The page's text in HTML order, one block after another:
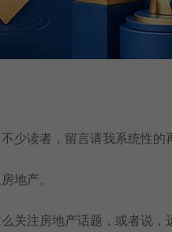
少读者，留言请我系统性的
地产。
关注房地产话题，或者说